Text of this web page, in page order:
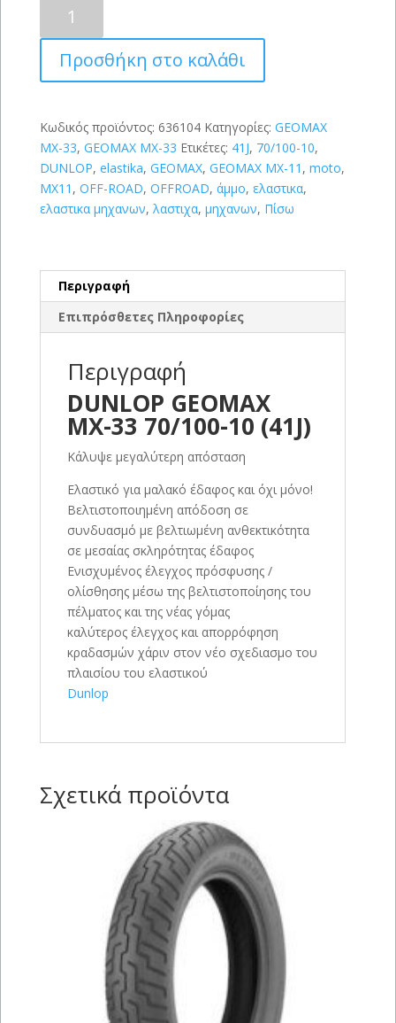
GEOMAX
MX-
70/100-
(41J)
ποσότητα
Προσθήκη στο καλάθι
Κωδικός προϊόντος: 636104 Κατηγορίες: GEOMAX
MX-33, GEOMAX MX-33 Ετικέτες: 41J, 70/100-10,
DUNLOP, elastika, GEOMAX, GEOMAX MX-11 , moto,
MX11 , OFF-ROAD, OFFROAD, άμμο, ελαστικα,
ελαστικα μηχανων, λαστιχα, μηχανων, Πίσω
Περιγραφή
Επιπρόσθετες Πληροφορίες
Περιγραφή
DUNLOP GEOMAX
MX-33 70/100-10 (41J)
Κάλυψε μεγαλύτερη απόσταση
Ελαστικό για μαλακό έδαφος και όχι μόνο!
Βελτιστοποιημένη απόδοση σε
συνδυασμό με βελτιωμένη ανθεκτικότητα
σε μεσαίας σκληρότητας έδαφος
Ενισχυμένος έλεγχος πρόσφυσης /
ολίσθησης μέσω της βελτιστοποίησης του
πέλματος και της νέας γόμας
καλύτερος έλεγχος και απορρόφηση
κραδασμών χάριν στον νέο σχεδιασμο του
πλαισίου του ελαστικού
Dunlop
Σχετικά προϊόντα